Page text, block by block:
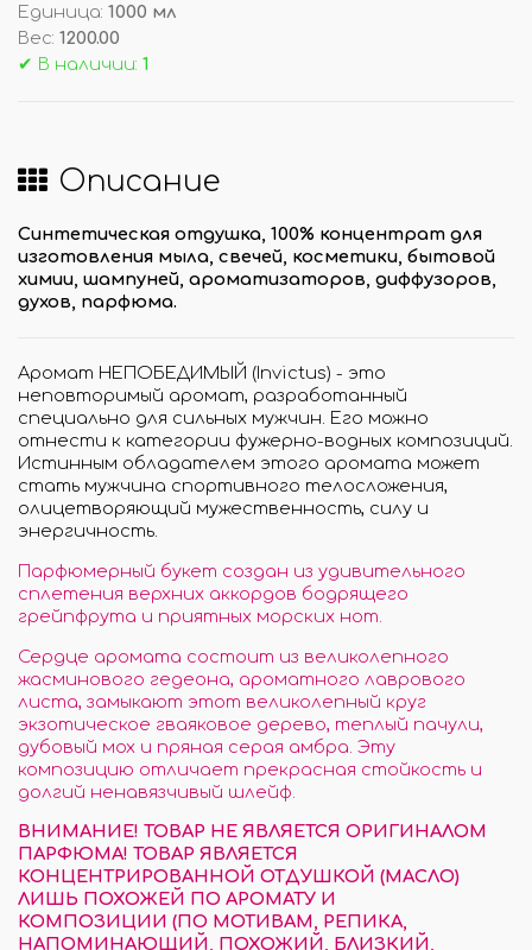
Единица: 1000 мл
Вес: 1200.00
✔ В наличии: 1
Описание
Синтетическая отдушка, 100% концентрат для
изготовления мыла, свечей, косметики, бытовой
химии, шампуней, ароматизаторов, диффузоров,
духов, парфюма.
Аромат НЕПОБЕДИМЫЙ (Inviсtus) - это
неповторимый аромат, разработанный
специально для сильных мужчин. Его можно
отнести к категории фужерно-водных композиций.
Истинным обладателем этого аромата может
стать мужчина спортивного телосложения,
олицетворяющий мужественность, силу и
энергичность.
Парфюмерный букет создан из удивительного
сплетения верхних аккордов бодрящего
грейпфрута и приятных морских нот.
Сердце аромата состоит из великолепного
жасминового гедеона, ароматного лаврового
листа, замыкают этот великолепный круг
экзотическое гваяковое дерево, теплый пачули,
дубовый мох и пряная серая амбра. Эту
композицию отличает прекрасная стойкость и
долгий ненавязчивый шлейф.
ВНИМАНИЕ! ТОВАР НЕ ЯВЛЯЕТСЯ ОРИГИНАЛОМ
ПАРФЮМА! ТОВАР ЯВЛЯЕТСЯ
КОНЦЕНТРИРОВАННОЙ ОТДУШКОЙ (МАСЛО)
ЛИШЬ ПОХОЖЕЙ ПО АРОМАТУ И
КОМПОЗИЦИИ (ПО МОТИВАМ, РЕПИКА,
НАПОМИНАЮЩИЙ, ПОХОЖИЙ, БЛИЗКИЙ,